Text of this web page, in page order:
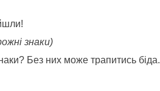
знаки)
Без них може трапитись біда.